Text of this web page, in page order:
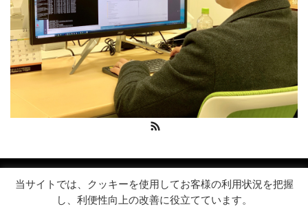
当サイトでは、クッキーを使用してお客様の利用状況を把握
し、利便性向上の改善に役立てています。